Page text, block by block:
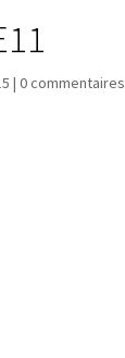
|0 commentaires